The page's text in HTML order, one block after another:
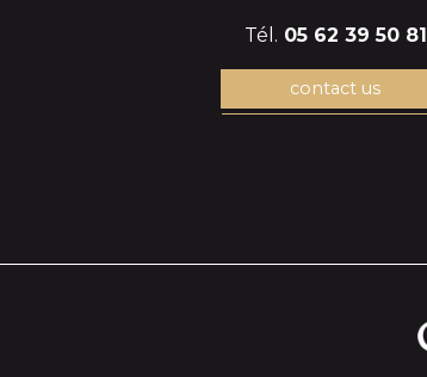
Tél. 05 62 39 50 81
contact us